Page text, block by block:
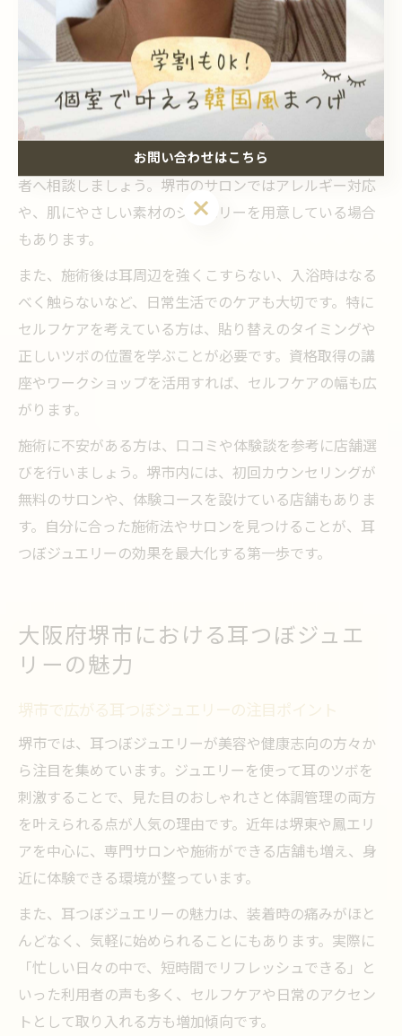
は、資格や実績を公開している店舗を選ぶと安心です。
施術前に知っておきたい耳つぼジュエリーの注意点
耳つぼジュエリーを受ける前に、いくつかの注意点を把
握しておくことで、安心して施術を体験できます。ま
ず、金属アレルギーや皮膚疾患のある方は、事前に施術
者へ相談しましょう。堺市のサロンではアレルギー対応
や、肌にやさしい素材のジュエリーを用意している場合
もあります。
また、施術後は耳周辺を強くこすらない、入浴時はなる
べく触らないなど、日常生活でのケアも大切です。特に
セルフケアを考えている方は、貼り替えのタイミングや
正しいツボの位置を学ぶことが必要です。資格取得の講
座やワークショップを活用すれば、セルフケアの幅も広
がります。
施術に不安がある方は、口コミや体験談を参考に店舗選
びを行いましょう。堺市内には、初回カウンセリングが
無料のサロンや、体験コースを設けている店舗もありま
す。自分に合った施術法やサロンを見つけることが、耳
つぼジュエリーの効果を最大化する第一歩です。
大阪府堺市における耳つぼジュエ
リーの魅力
堺市で広がる耳つぼジュエリーの注目ポイント
堺市では、耳つぼジュエリーが美容や健康志向の方々か
ら注目を集めています。ジュエリーを使って耳のツボを
刺激することで、見た目のおしゃれさと体調管理の両方
を叶えられる点が人気の理由です。近年は堺東や鳳エリ
アを中心に、専門サロンや施術ができる店舗も増え、身
近に体験できる環境が整っています。
また、耳つぼジュエリーの魅力は、装着時の痛みがほと
んどなく、気軽に始められることにもあります。実際に
「忙しい日々の中で、短時間でリフレッシュできる」と
いった利用者の声も多く、セルフケアや日常のアクセン
トとして取り入れる方も増加傾向です。
お問い合わせはこちら
お問い合わせはこちら